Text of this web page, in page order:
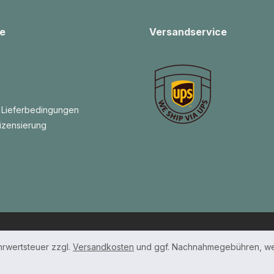
Versandservice
zzgl. Versandkosten und ggf. Nachnahmegebühren,